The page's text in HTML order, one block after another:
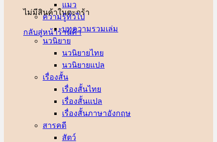
ไม่มีสินค้าในตะกร้า
กลับสู่หน้าร้านค้า
แมว
ความรู้ทั่วไป
บทความรวมเล่ม
นวนิยาย
นวนิยายไทย
นวนิยายแปล
เรื่องสั้น
เรื่องสั้นไทย
เรื่องสั้นแปล
เรื่องสั้นภาษาอังกฤษ
สารคดี
สัตว์